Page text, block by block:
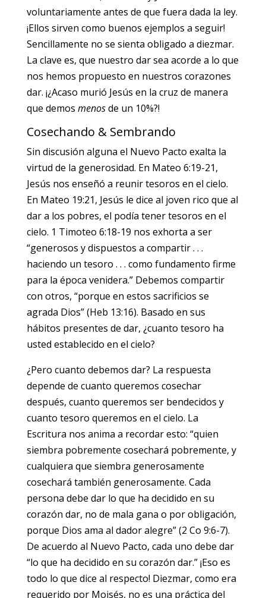
voluntariamente antes de que fuera dada la ley.
¡Ellos sirven como buenos ejemplos a seguir!
Sencillamente no se sienta obligado a diezmar.
La clave es, que nuestro dar sea acorde a lo que
nos hemos propuesto en nuestros corazones
dar. ¡¿Acaso murió Jesús en la cruz de manera
que demos menosde un 10%?!
Cosechando & Sembrando
Sin discusión alguna el Nuevo Pacto exalta la
virtud de la generosidad. En Mateo 6:19-21,
Jesús nos enseñó a reunir tesoros en el cielo.
En Mateo 19:21, Jesús le dice al joven rico que al
dar a los pobres, el podía tener tesoros en el
cielo. 1 Timoteo 6:18-19 nos exhorta a ser
“generosos y dispuestos a compartir . . .
haciendo un tesoro . . . como fundamento firme
para la época venidera.” Debemos compartir
con otros, “porque en estos sacrificios se
agrada Dios” (Heb 13:16). Basado en sus
hábitos presentes de dar, ¿cuanto tesoro ha
usted establecido en el cielo?
¿Pero cuanto debemos dar? La respuesta
depende de cuanto queremos cosechar
después, cuanto queremos ser bendecidos y
cuanto tesoro queremos en el cielo. La
Escritura nos anima a recordar esto: “quien
siembra pobremente cosechará pobremente, y
cualquiera que siembra generosamente
cosechará también generosamente. Cada
persona debe dar lo que ha decidido en su
corazón dar, no de mala gana o por obligación,
porque Dios ama al dador alegre” (2 Co 9:6-7).
De acuerdo al Nuevo Pacto, cada uno debe dar
“lo que ha decidido en su corazón dar.” ¡Eso es
todo lo que dice al respecto! Diezmar, como era
requerido por Moisés, no es una práctica del